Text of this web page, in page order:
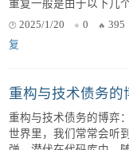
2025/11/22 0
债务
在软件开发过程中，代
点。而重复的代码往往
重构来减少代码重复，提高代码质量。 一